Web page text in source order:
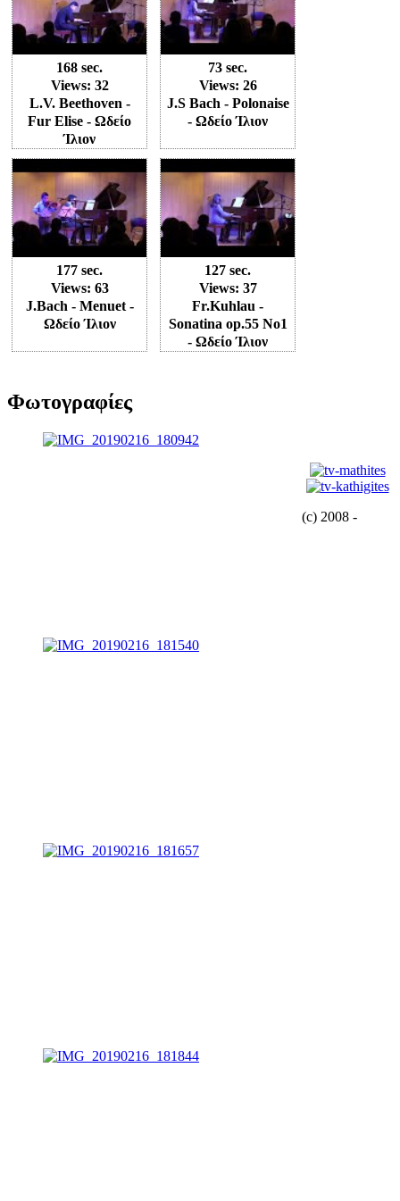
168 sec.
Views: 32
L.V. Beethoven -
Fur Elise - Ωδείο
Ίλιον
73 sec.
Views: 26
J.S Bach - Polonaise
- Ωδείο Ίλιον
177 sec.
Views: 63
J.Bach - Menuet -
Ωδείο Ίλιον
127 sec.
Views: 37
Fr.Kuhlau -
Sonatina op.55 No1
- Ωδείο Ίλιον
Φωτογραφίες
(c) 2008 -